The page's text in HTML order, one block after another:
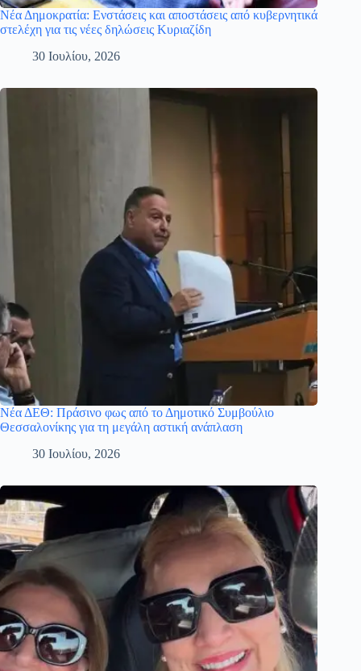
Νέα Δημοκρατία: Ενστάσεις και αποστάσεις από κυβερνητικά
στελέχη για τις νέες δηλώσεις Κυριαζίδη
30 Ιουλίου, 2026
Νέα ΔΕΘ: Πράσινο φως από το Δημοτικό Συμβούλιο
Θεσσαλονίκης για τη μεγάλη αστική ανάπλαση
30 Ιουλίου, 2026